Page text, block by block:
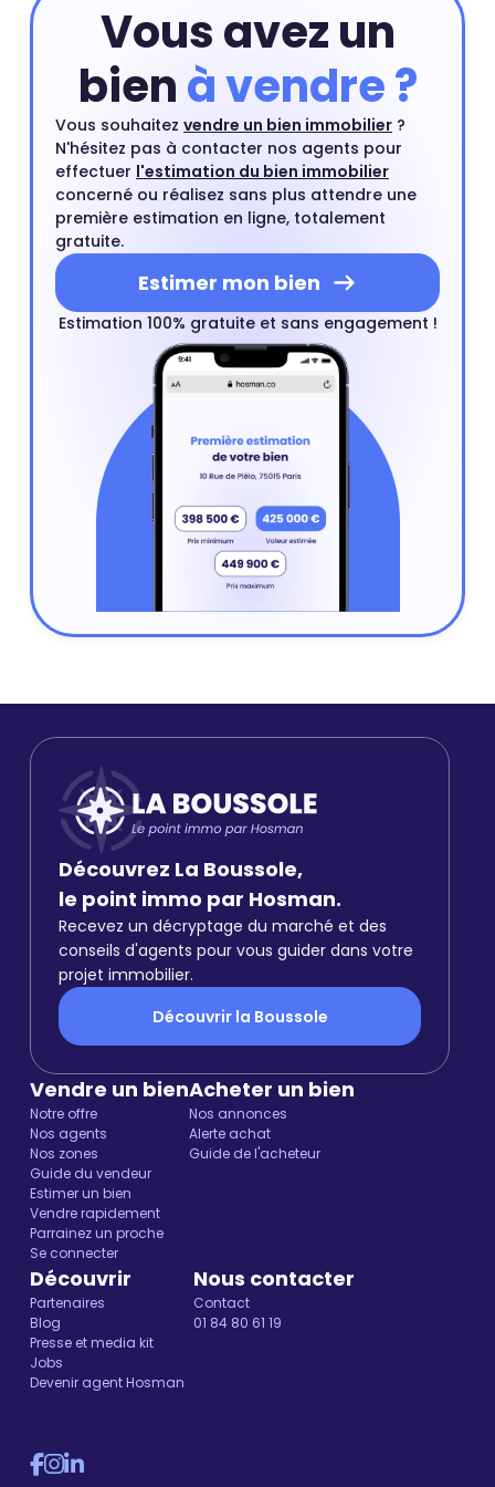
Vous avez un
bienà vendre ?
Vous souhaitez vendre un bien immobilier ?
N'hésitez pas à contacter nos agents pour
effectuer l'estimation du bien immobilier
concerné ou réalisez sans plus attendre une
première estimation en ligne, totalement
gratuite.
Estimer mon bien
Estimation 100% gratuite et sans engagement !
Découvrez La Boussole,
le point immo par Hosman.
Recevez un décryptage du marché et des
conseils d'agents pour vous guider dans votre
projet immobilier.
Découvrir la Boussole
Vendre un bien
Notre offre
Nos agents
Nos zones
Guide du vendeur
Estimer un bien
Vendre rapidement
Parrainez un proche
Se connecter
Acheter un bien
Nos annonces
Alerte achat
Guide de l'acheteur
Découvrir
Partenaires
Blog
Presse et media kit
Jobs
Devenir agent Hosman
Nous contacter
Contact
01 84 80 61 19